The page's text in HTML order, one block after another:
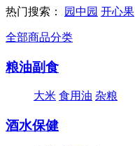
热门搜索： 园中园 开心果
全部商品分类
粮油副食
大米 食用油 杂粮
酒水保健